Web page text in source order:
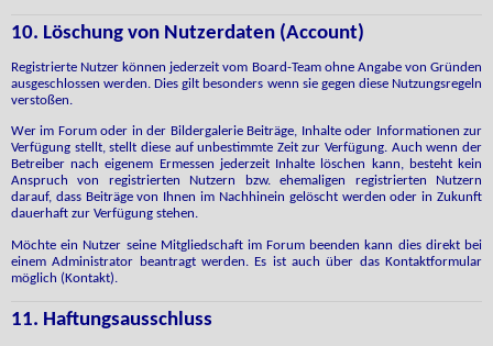
10. Löschung von Nutzerdaten (Account)
Registrierte Nutzer können jederzeit vom Board-Team ohne Angabe von Gründen
ausgeschlossen werden. Dies gilt besonders wenn sie gegen diese Nutzungsregeln
verstoßen.
Wer im Forum oder in der Bildergalerie Beiträge, Inhalte oder Informationen zur
Verfügung stellt, stellt diese auf unbestimmte Zeit zur Verfügung. Auch wenn der
Betreiber nach eigenem Ermessen jederzeit Inhalte löschen kann, besteht kein
Anspruch von registrierten Nutzern bzw. ehemaligen registrierten Nutzern
darauf, dass Beiträge von Ihnen im Nachhinein gelöscht werden oder in Zukunft
dauerhaft zur Verfügung stehen.
Möchte ein Nutzer seine Mitgliedschaft im Forum beenden kann dies direkt bei
einem Administrator beantragt werden. Es ist auch über das Kontaktformular
möglich (Kontakt).
11. Haftungsausschluss